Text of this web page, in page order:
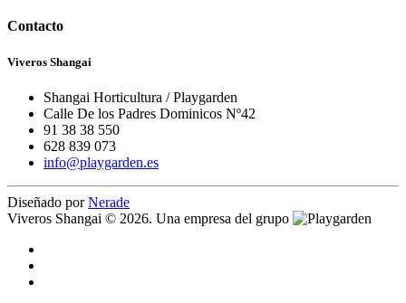
Contacto
Viveros Shangai
Shangai Horticultura / Playgarden
Calle De los Padres Dominicos Nº42
91 38 38 550
628 839 073
info@playgarden.es
Diseñado porNerade
Viveros Shangai © 2026. Una empresa del grupo